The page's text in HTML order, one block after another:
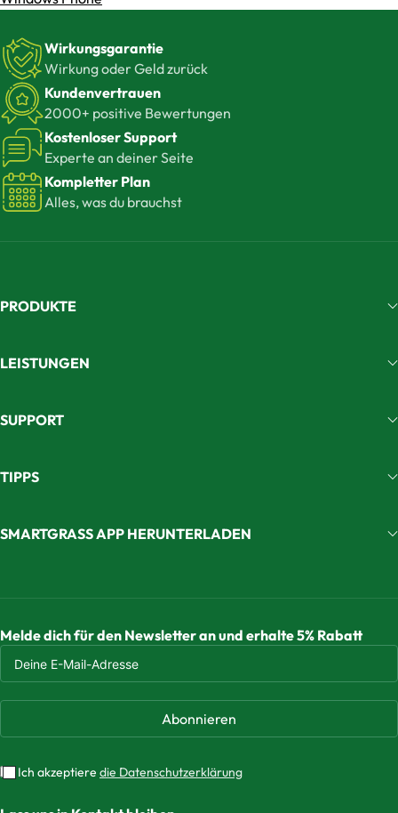
Wirkungsgarantie
Wirkung oder Geld zurück
Kundenvertrauen
2000+ positive Bewertungen
Kostenloser Support
Experte an deiner Seite
Kompletter Plan
Alles, was du brauchst
PRODUKTE
LEISTUNGEN
SUPPORT
TIPPS
SMARTGRASS APP HERUNTERLADEN
Melde dich für den Newsletter an und erhalte 5% Rabatt
Abonnieren
Ich akzeptiere die Datenschutzerklärung